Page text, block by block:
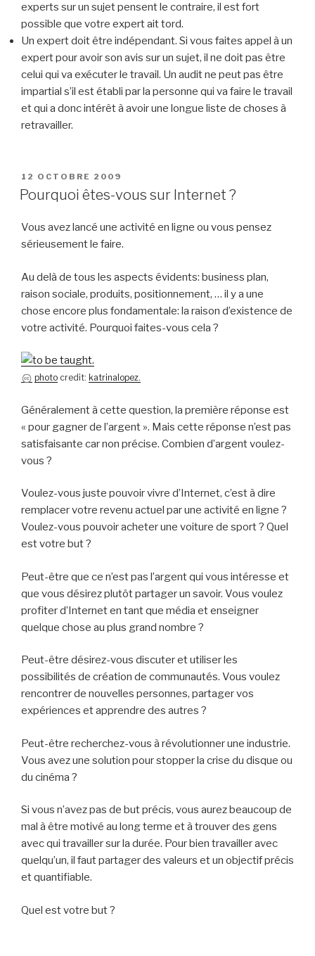
experts sur un sujet pensent le contraire, il est fort
possible que votre expert ait tord.
Un expert doit être indépendant. Si vous faites appel à un
expert pour avoir son avis sur un sujet, il ne doit pas être
celui qui va exécuter le travail. Un audit ne peut pas être
impartial s’il est établi par la personne qui va faire le travail
et qui a donc intérêt à avoir une longue liste de choses à
retravailler.
PUBLIÉ
LE
12 OCTOBRE 2009
Pourquoi êtes-vous sur Internet ?
Vous avez lancé une activité en ligne ou vous pensez
sérieusement le faire.
Au delà de tous les aspects évidents: business plan,
raison sociale, produits, positionnement, … il y a une
chose encore plus fondamentale: la raison d’existence de
votre activité. Pourquoi faites-vous cela ?
photo credit: katrinalopez.
Généralement à cette question, la première réponse est
« pour gagner de l’argent ». Mais cette réponse n’est pas
satisfaisante car non précise. Combien d’argent voulez-
vous ?
Voulez-vous juste pouvoir vivre d’Internet, c’est à dire
remplacer votre revenu actuel par une activité en ligne ?
Voulez-vous pouvoir acheter une voiture de sport ? Quel
est votre but ?
Peut-être que ce n’est pas l’argent qui vous intéresse et
que vous désirez plutôt partager un savoir. Vous voulez
profiter d’Internet en tant que média et enseigner
quelque chose au plus grand nombre ?
Peut-être désirez-vous discuter et utiliser les
possibilités de création de communautés. Vous voulez
rencontrer de nouvelles personnes, partager vos
expériences et apprendre des autres ?
Peut-être recherchez-vous à révolutionner une industrie.
Vous avez une solution pour stopper la crise du disque ou
du cinéma ?
Si vous n’avez pas de but précis, vous aurez beaucoup de
mal à être motivé au long terme et à trouver des gens
avec qui travailler sur la durée. Pour bien travailler avec
quelqu’un, il faut partager des valeurs et un objectif précis
et quantifiable.
Quel est votre but ?